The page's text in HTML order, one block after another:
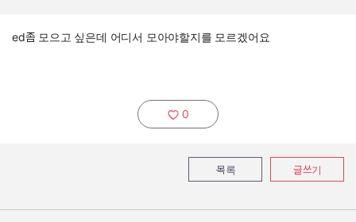
ed좀 모으고 싶은데 어디서 모아야할지를 모르겠어요
추천하기:
0
목록 글쓰기